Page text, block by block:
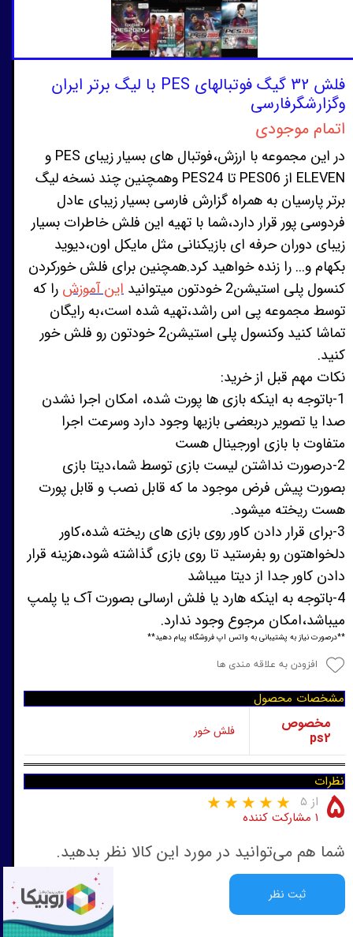
فلش 32 گیگ فوتبالهای PES با لیگ برتر ایران
وگزارشگرفارسی
اتمام موجودی
در این مجموعه با ارزش،فوتبال های بسیار زیبای PES و
ELEVEN از PES06 تا PES24 وهمچنین چند نسخه لیگ
برتر پارسیان به همراه گزارش فارسی بسیار زیبای عادل
فردوسی پور قرار دارد،شما با تهیه این فلش خاطرات بسیار
زیبای دوران حرفه ای بازیکنانی مثل مایکل اون،دیوید
بکهام و... را زنده خواهید کرد.همچنین برای فلش خورکردن
کنسول پلی استیشن2 خودتون میتوانید
این آموزش را که
توسط مجموعه پی اس راشد،تهیه شده است،به رایگان
تماشا کنید وکنسول پلی استیشن2 خودتون رو فلش خور
کنید.
نکات مهم قبل از خرید:
1-باتوجه به اینکه بازی ها پورت شده، امکان اجرا نشدن
صدا یا ‌تصویر دربعضی بازیها وجود دارد وسرعت اجرا
متفاوت با بازی اورجینال هست
2-درصورت نداشتن لیست بازی توسط شما،دیتا بازی
بصورت پیش فرض موجود ما که قابل نصب و قابل پورت
هست ریخته میشود.
3-برای قرار دادن کاور روی بازی های ریخته شده،کاور
دلخواهتون رو بفرستید تا روی بازی گذاشته شود،هزینه قرار
دادن کاور جدا از دیتا میباشد
4-باتوجه به اینکه هارد یا فلش ارسالی بصورت آک یا پلمپ
میباشد،امکان مرجوع وجود ندارد.
**درصورت نیاز به پشتیبانی به واتس اپ فروشگاه پیام دهید**
افزودن به علاقه مندی ها
مشخصات محصول
مخصوص
ps2 فلش خور
نظرات
۵ از ۵
۱ مشارکت کننده
شما هم می‌توانید در مورد این کالا نظر بدهید.
ثبت نظر